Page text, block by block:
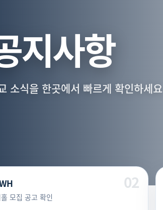
지사항
소식을 한곳에서 빠르게 확인하세요
모집 공고 확인